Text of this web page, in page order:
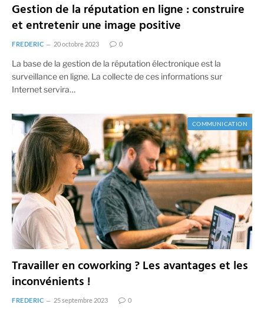
Gestion de la réputation en ligne : construire
et entretenir une image positive
FREDERIC 20 octobre 2023 0
La base de la gestion de la réputation électronique est la
surveillance en ligne. La collecte de ces informations sur
Internet servira…
COMMUNICATION
Travailler en coworking ? Les avantages et les
inconvénients !
FREDERIC 25 septembre 2023 0